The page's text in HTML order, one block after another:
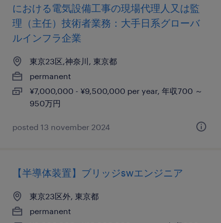
における電気設備工事の現場代理人又は監
理（主任）技術者業務：大手日系グローバ
ルインフラ企業
東京23区,神奈川, 東京都
permanent
¥7,000,000 - ¥9,500,000 per year, 年収700 ～
950万円
posted 13 november 2024
【半導体装置】ブリッジswエンジニア
東京23区外, 東京都
permanent